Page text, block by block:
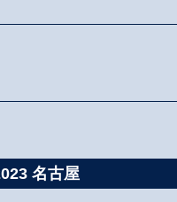
名古屋